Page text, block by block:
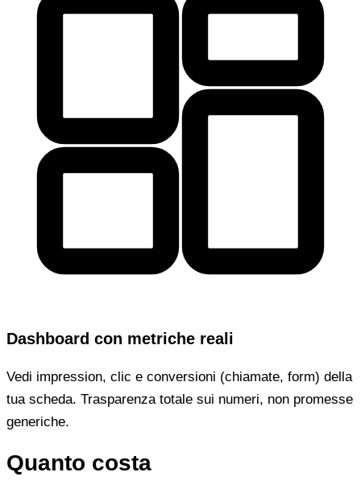
Dashboard con metriche reali
Vedi impression, clic e conversioni (chiamate, form) della
tua scheda. Trasparenza totale sui numeri, non promesse
generiche.
Quanto costa